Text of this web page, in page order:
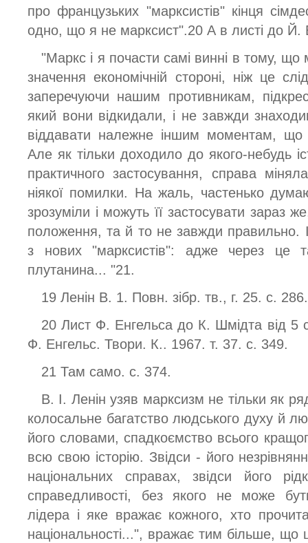
про французьких "марксистів" кінця
одно, що я не марксист".20 А в листі до Й.
"Маркс і я почасти самі винні в тому, що
значення економічній стороні, ніж це
заперечуючи нашим противникам,
який вони відкидали, і не завжди
віддавати належне іншим моментам, що
Але як тільки доходило до якого-небудь
практичного застосування, справа
ніякої помилки. На жаль, частенько
зрозуміли і можуть її застосувати зараз
положення, та й то не завжди правильно.
з нових "марксистів": адже через це
плутанина... "21.
19 Ленін В. 1. Повн. зібр. тв., г. 25. с. 286.
20 Лист Ф. Енгельса до К. Шмідта від 5
Ф. Енгельс. Твори. К.. 1967. т. 37. с. 349.
21 Там само. с. 374.
В. І. Ленін узяв марксизм не тільки як
колосальне багатство людського духу й
його словами, спадкоємство всього
всю свою історію. Звідси - його
національних справах, звідси його
справедливості, без якого не може
лідера і яке вражає кожного, хто
національності...", вражає тим більше, що